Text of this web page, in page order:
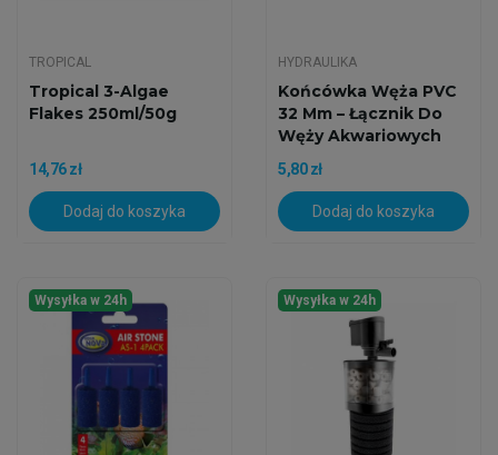
TROPICAL
Tropical 3-Algae
Flakes 250ml/50g
14,76 zł
Dodaj do koszyka
HYDRAULIKA
Końcówka Węża PVC
32 Mm – Łącznik Do
Węży Akwariowych
5,80 zł
Dodaj do koszyka
Wysyłka w 24h Wysyłka w 24h